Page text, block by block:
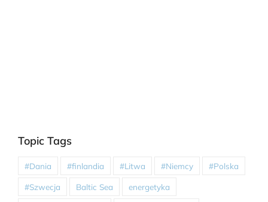
Topic Tags
#Dania #finlandia #Litwa #Niemcy #Polska
#Szwecja Baltic Sea energetyka